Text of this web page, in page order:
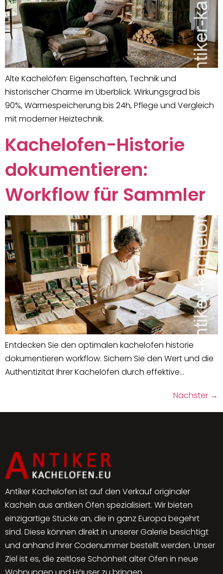
Alte Kachelöfen: Eigenschaften, Technik und
historischer Charme im Überblick. Wirkungsgrad bis
90%, Wärmespeicherung bis 24h, Pflege und Vergleich
mit moderner Heiztechnik.
Kachelofen-Historie
dokumentieren:
Workflow für Sammler
Entdecken Sie den optimalen kachelofen historie
dokumentieren workflow. Sichern Sie den Wert und die
Authentizität Ihrer Kachelöfen durch effektive…
Nächster →
Antiker Kachelofen ist auf den Verkauf originaler
Kacheln aus antiken Öfen spezialisiert. Wir bieten
einzigartige Stücke an, die in ganz Europa begehrt
sind. Diese können direkt in unserer Galerie besichtigt
und anhand ihrer Codenummer bestellt werden. Unser
Ziel ist es, die zeitlose Schönheit alter Öfen in neue